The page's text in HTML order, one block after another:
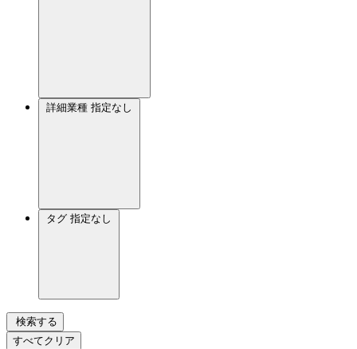
詳細業種 指定なし
タグ 指定なし
検索する
すべてクリア